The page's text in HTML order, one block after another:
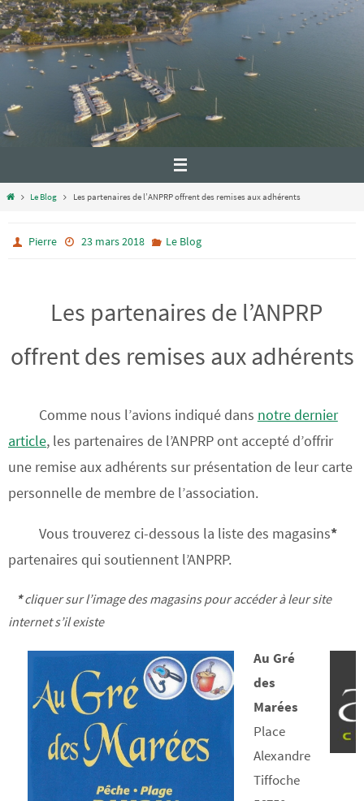
Le Blog Les partenaires de l’ANPRP offrent des remises aux adhérents
Pierre 23 mars 2018 Le Blog
Les partenaires de l’ANPRP
offrent des remises aux adhérents
Comme nous l’avions indiqué dans notre dernier
article, les partenaires de l’ANPRP ont accepté d’offrir
une remise aux adhérents sur présentation de leur carte
personnelle de membre de l’association.
Vous trouverez ci-dessous la liste des magasins*
partenaires qui soutiennent l’ANPRP.
*cliquer sur l’image des magasins pour accéder à leur site
internet s’il existe
Au Gré
des
Marées
Place
Alexandre
Tiffoche